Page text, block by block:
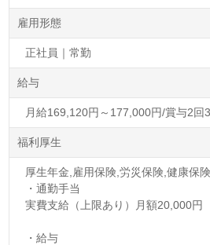
雇用形態
正社員｜常勤
給与
月給169,120円～177,000円/賞与2回
福利厚生
厚生年金,雇用保険,労災保険,健康保険
・通勤手当
実費支給（上限あり）月額20,000円
・給与